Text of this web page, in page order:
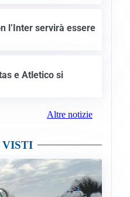
l’Inter servirà essere
e Atletico si
Altre notizie
VISTI